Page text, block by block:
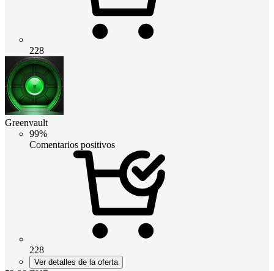
228
Greenvault
99%
Comentarios positivos
228
Ver detalles de la oferta